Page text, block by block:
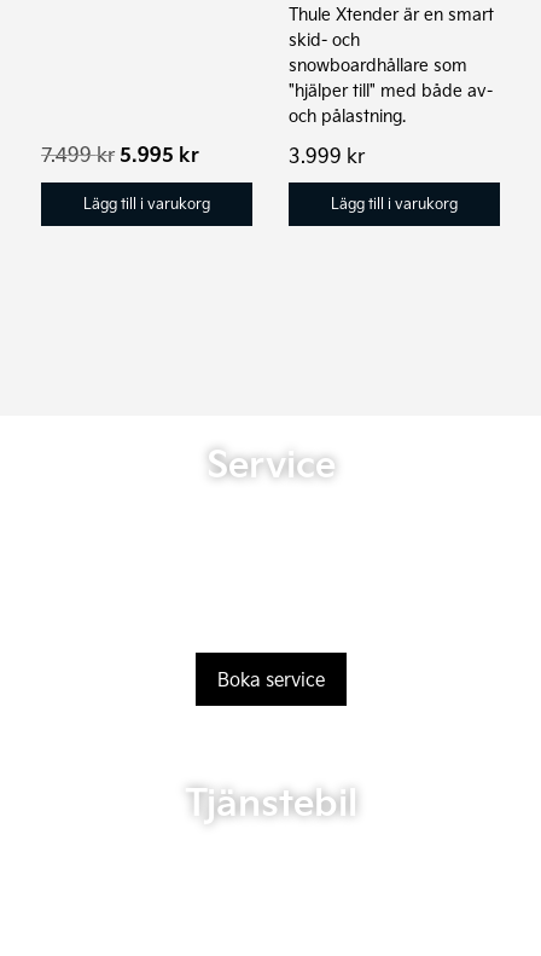
7.499kr Det
ursprungliga
priset
var:
5.995 krDet
nuvarande
priset
är:
Lägg till i varukorg
Thule Xtender är en smart
skid- och
snowboardhållare som
"hjälper till" med både av-
och pålastning.
3.999 kr
Lägg till i varukorg
Service
Boka service
Tjänstebil